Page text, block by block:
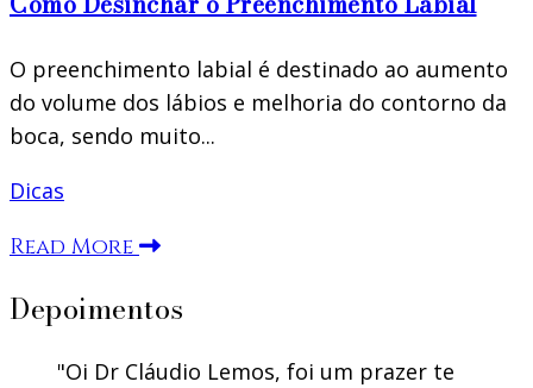
O preenchimento labial é destinado ao aumento
do volume dos lábios e melhoria do contorno da
boca, sendo muito...
Dicas
Read More
Depoimentos
Oi Dr Cláudio Lemos, foi um prazer te